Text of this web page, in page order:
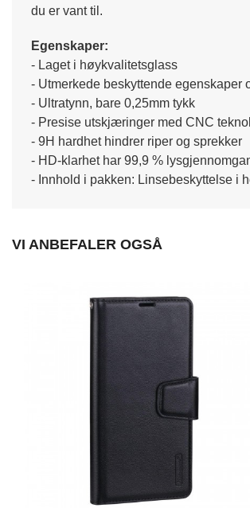
du er vant til.
Egenskaper:
- Laget i høykvalitetsglass
- Utmerkede beskyttende egenskaper
- Ultratynn, bare 0,25mm tykk
- Presise utskjæringer med CNC
- 9H hardhet hindrer riper og sprekker
- HD-klarhet har 99,9 %
- Innhold i pakken: Linsebeskyttelse i
VI ANBEFALER OGSÅ